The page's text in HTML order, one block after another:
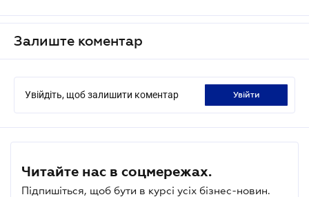
Залиште коментар
Увійдіть, щоб залишити коментар увійти
Читайте нас в соцмережах.
Підпишіться, щоб бути в курсі усіх бізнес-новин.